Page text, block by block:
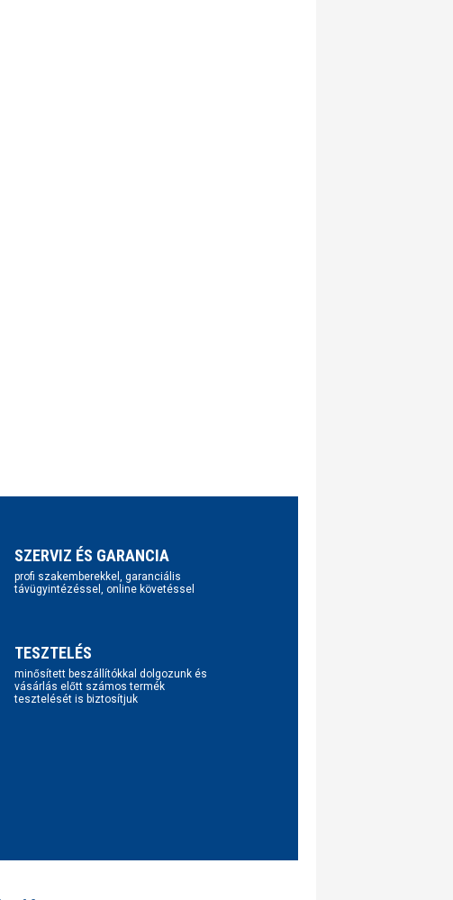
SZERVIZ ÉS GARANCIA
profi szakemberekkel, garanciális
távügyintézéssel, online követéssel
TESZTELÉS
minősített beszállítókkal dolgozunk és
vásárlás előtt számos termék
tesztelését is biztosítjuk